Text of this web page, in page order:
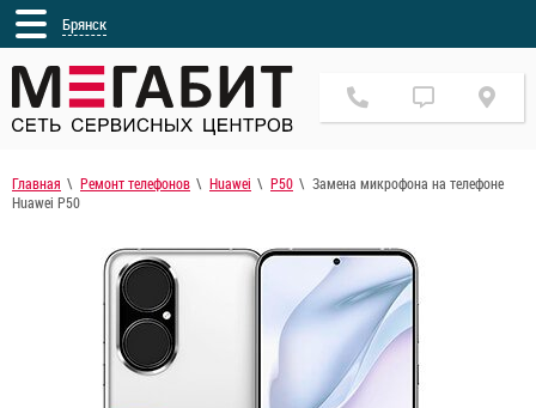
Брянск
Главная Ремонт телефонов Huawei P50
Замена микрофона на телефоне
Huawei P50